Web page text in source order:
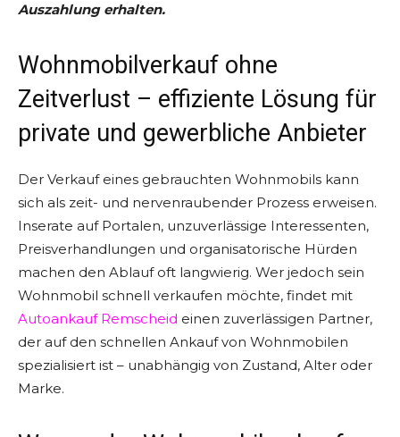
Auszahlung erhalten.
Wohnmobilverkauf ohne
Zeitverlust – effiziente Lösung für
private und gewerbliche Anbieter
Der Verkauf eines gebrauchten Wohnmobils kann
sich als zeit- und nervenraubender Prozess erweisen.
Inserate auf Portalen, unzuverlässige Interessenten,
Preisverhandlungen und organisatorische Hürden
machen den Ablauf oft langwierig. Wer jedoch sein
Wohnmobil schnell verkaufen möchte, findet mit
Autoankauf Remscheid einen zuverlässigen Partner,
der auf den schnellen Ankauf von Wohnmobilen
spezialisiert ist – unabhängig von Zustand, Alter oder
Marke.